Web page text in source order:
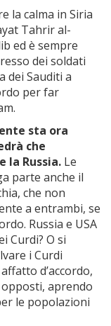
la calma in Siria
Tahrir al-
ed è sempre
dei soldati
dei Sauditi a
per far
sta ora
che
la Russia. Le
parte anche il
che non
a entrambi, se
Russia e USA
Curdi? O si
i Curdi
d’accordo,
aprendo
le popolazioni